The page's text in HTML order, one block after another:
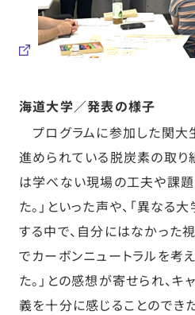
海道大学／発表の様子
プログラムに参加した関大
進められている脱炭素の取り
は学べない現場の工夫や課
た。」といった声や、「異な
する中で、自分にはなかった
でカーボンニュートラルを考
た。」との感想が寄せられ、
義を十分に感じることのでき